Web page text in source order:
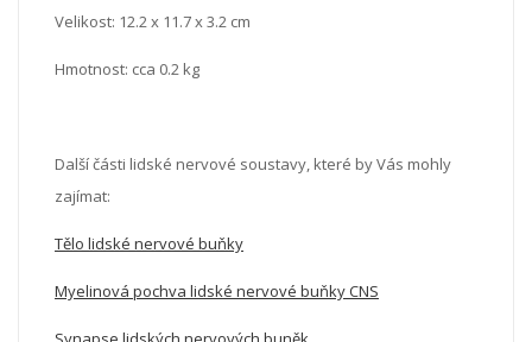
Velikost: 12.2 x 11.7 x 3.2 cm
Hmotnost: cca 0.2 kg
Další části lidské nervové soustavy, které by Vás mohly
zajímat:
Tělo lidské nervové buňky
Myelinová pochva lidské nervové buňky CNS